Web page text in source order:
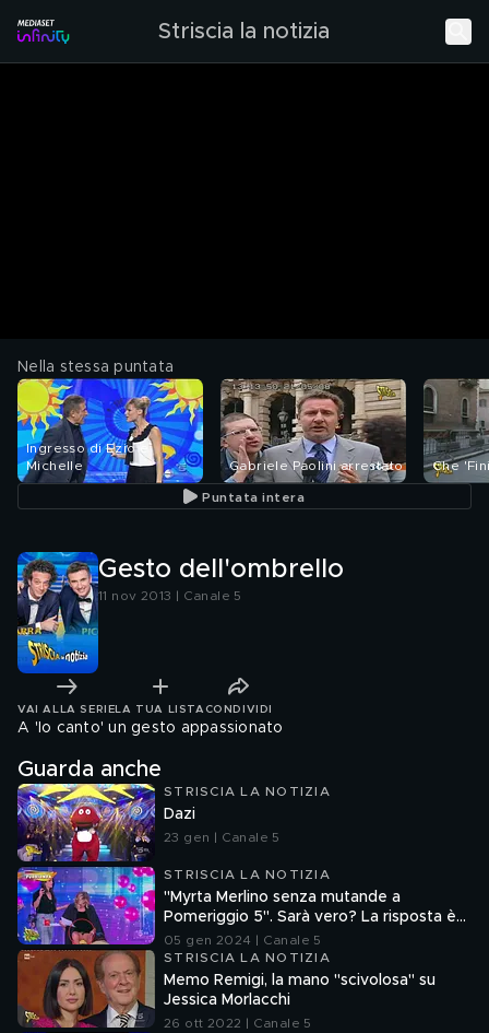
Striscia la notizia
Nella stessa puntata
Ingresso di Ezio e
Michelle
Gabriele Paolini arrestato Che
Puntata intera
Gesto dell'ombrello
11 nov 2013 | Canale 5
VAI ALLA SERIE LA TUA LISTA CONDIVIDI
A 'Io canto' un gesto appassionato
Guarda anche
STRISCIA LA NOTIZIA
Dazi
23 gen | Canale 5
STRISCIA LA NOTIZIA
"Myrta Merlino senza mutande a
Pomeriggio 5". Sarà vero? La risposta è
nel fuorionda
05 gen 2024 | Canale 5
STRISCIA LA NOTIZIA
Memo Remigi, la mano "scivolosa" su
Jessica Morlacchi
26 ott 2022 | Canale 5